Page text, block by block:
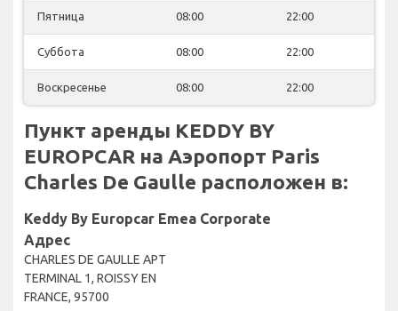
Пятница 08:00 22:00
Суббота 08:00 22:00
Воскресенье 08:00 22:00
Пункт аренды KEDDY BY
EUROPCAR на Аэропорт Paris
Charles De Gaulle расположен в:
Keddy By Europcar Emea Corporate
Адрес
CHARLES DE GAULLE APT
TERMINAL 1, ROISSY EN
FRANCE, 95700